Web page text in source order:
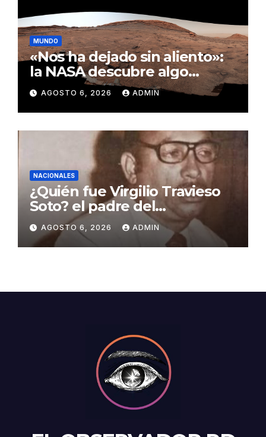
NACIONALES
Un cuarto juez de la Suprema
Corte de Justicia declina a ser
evaluado por el CNM
MUNDO
«Nos ha dejado sin aliento»:
la NASA descubre algo
insólito en Marte
AGOSTO 6, 2026
¿Quién fue Virgilio Travieso
Soto? el padre del
baloncesto dominicano
AGOSTO 6, 2026 ADMIN